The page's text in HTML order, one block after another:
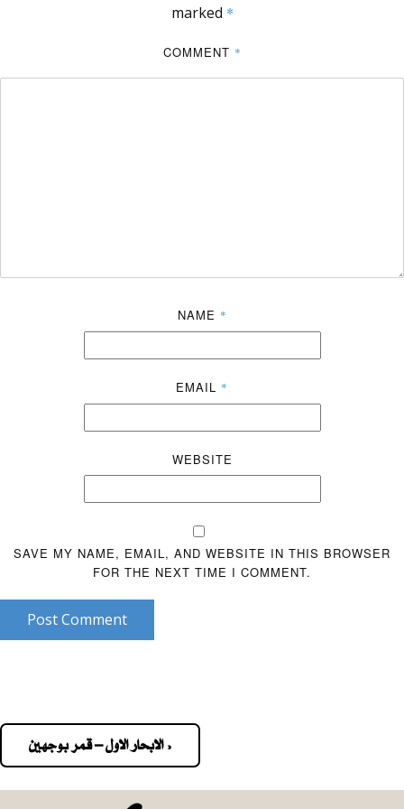
marked *
COMMENT *
NAME *
EMAIL *
WEBSITE
SAVE MY NAME, EMAIL, AND WEBSITE IN THIS BROWSER
FOR THE NEXT TIME I COMMENT.
Post Comment
navigation
« الابحار الاول – قمر بوجهين